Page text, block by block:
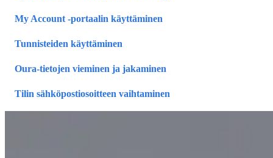
My Account -portaalin käyttäminen
Tunnisteiden käyttäminen
Oura-tietojen vieminen ja jakaminen
Tilin sähköpostiosoitteen vaihtaminen